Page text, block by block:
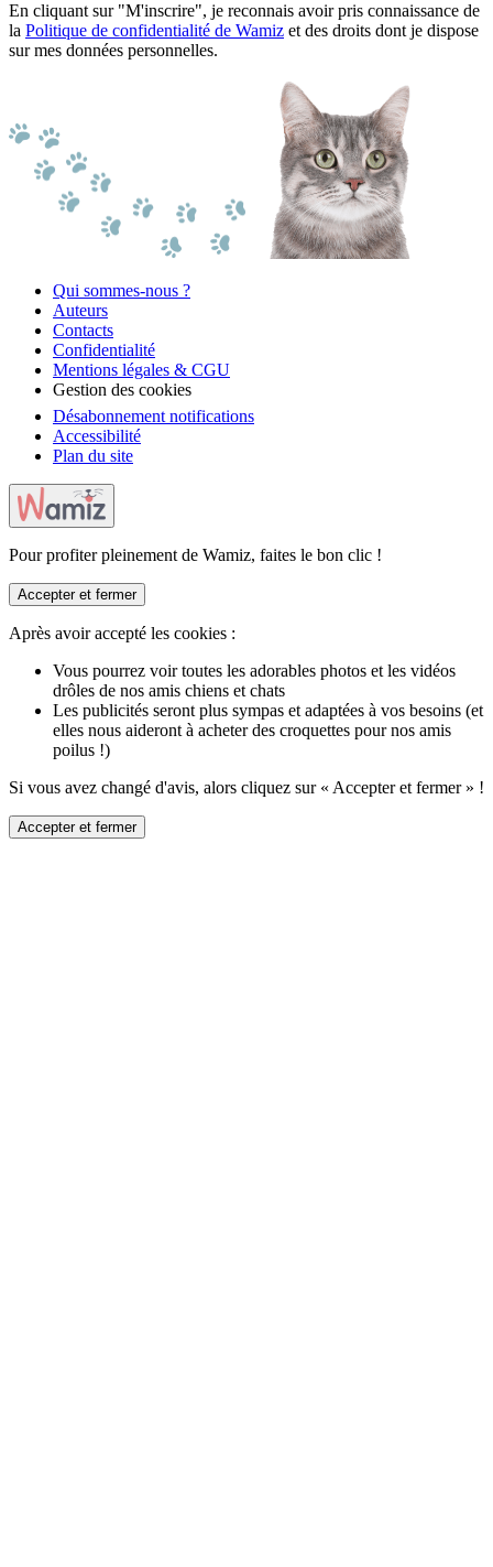
En cliquant sur "M'inscrire", je reconnais avoir pris connaissance de
la Politique de confidentialité de Wamiz et des droits dont je dispose
sur mes données personnelles.
Qui sommes-nous ?
Auteurs
Contacts
Confidentialité
Mentions légales & CGU
Gestion des cookies
Désabonnement notifications
Accessibilité
Plan du site
Pour profiter pleinement de Wamiz, faites le bon clic !
Accepter et fermer
Après avoir accepté les cookies :
Vous pourrez voir toutes les adorables photos et les vidéos
drôles de nos amis chiens et chats
Les publicités seront plus sympas et adaptées à vos besoins (et
elles nous aideront à acheter des croquettes pour nos amis
poilus !)
Si vous avez changé d'avis, alors cliquez sur « Accepter et fermer » !
Accepter et fermer